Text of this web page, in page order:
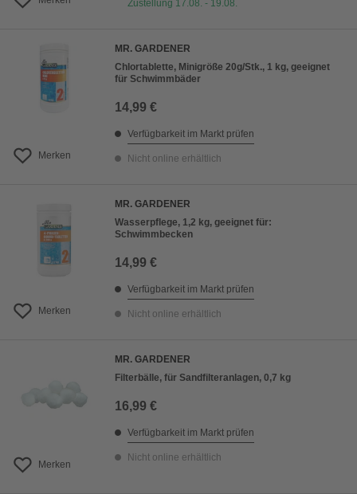
Zustellung 17.08. - 19.08.
Merken
MR. GARDENER
Chlortablette, Minigröße 20g/Stk., 1 kg, geeignet
für Schwimmbäder
14,99 €
Verfügbarkeit im Markt prüfen
Nicht online erhältlich
Merken
MR. GARDENER
Wasserpflege, 1,2 kg, geeignet für:
Schwimmbecken
14,99 €
Verfügbarkeit im Markt prüfen
Nicht online erhältlich
Merken
MR. GARDENER
Filterbälle, für Sandfilteranlagen, 0,7 kg
16,99 €
Verfügbarkeit im Markt prüfen
Nicht online erhältlich